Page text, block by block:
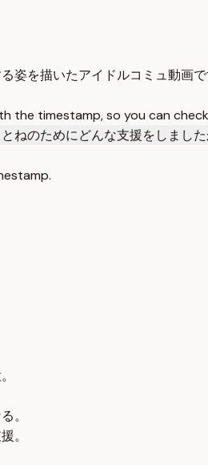
姿を描いたアイドルコミュ動画で
the timestamp, so you can
ねのためにどんな支援をしました
。
。